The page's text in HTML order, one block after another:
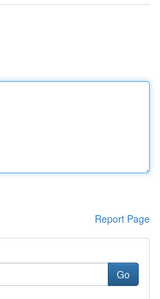
Report Page
Go